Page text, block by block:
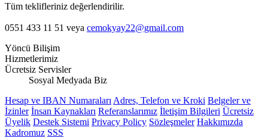
Tüm teklifleriniz değerlendirilir.
0551 433 11 51 veya cemokyay22@gmail.com
Yöncü Bilişim
Hizmetlerimiz
Ücretsiz Servisler
Sosyal Medyada Biz
Hesap ve IBAN Numaraları Adres, Telefon ve Kroki Belgeler ve
İzinler İnsan Kaynakları Referanslarımız İletişim Bilgileri Ücretsiz
Üyelik Destek Sistemi Privacy Policy Sözleşmeler Hakkımızda
Kadromuz SSS